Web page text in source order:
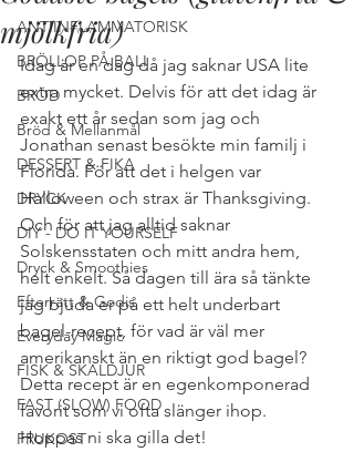
ANTIINFLAMMATORISK
BRÖLLOP PÅ BALI
BRÖD
Bröd & Mellanmål
DESSERT & FIKA
DRYCK
DIY - DO IT YOURSELF
Dryck & Smoothies
Efterrätt & Godis
Everyday Magic
FISK & SKALDJUR
FAST (SLOW) FOOD
FRUKOST
mjölkfria)
Idag är en dag då jag saknar USA lite
extra mycket. Delvis för att det idag är
exakt ett år sedan som jag och
Jonathan senast besökte min familj i
Florida. För att det i helgen var
Halloween och strax är Thanksgiving.
Och för att jag alltid saknar
Solskensstaten och mitt andra hem,
helt enkelt. Så dagen till ära så tänkte
jag bjuda er på ett helt underbart
bagel-recept, för vad är väl mer
amerikanskt än en riktigt god bagel?
Detta recept är en egenkomponerad
favorit som vi ofta slänger ihop.
Hoppas ni ska gilla det!